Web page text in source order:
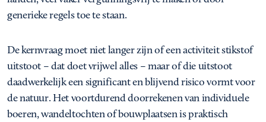
generieke regels toe te staan.
De kernvraag moet niet langer zijn of een activiteit stikstof
uitstoot – dat doet vrijwel alles – maar of die uitstoot
daadwerkelijk een significant en blijvend risico vormt voor
de natuur. Het voortdurend doorrekenen van individuele
boeren, wandeltochten of bouwplaatsen is praktisch